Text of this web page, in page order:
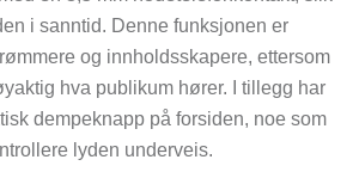
i sanntid. Denne funksjonen er
og innholdsskapere, ettersom
hva publikum hører. I tillegg har
dempeknapp på forsiden, noe som
lyden underveis.